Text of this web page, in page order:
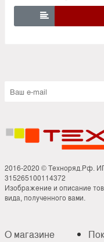

2016-2020 © Техноряд.Рф.
315265100114372
Изображение и описание
вида, полученного вами.
О магазине